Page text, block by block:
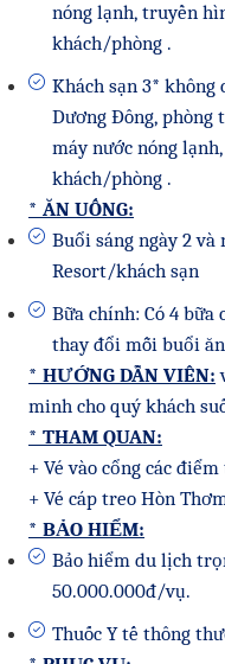
nóng lạnh, truyền
khách/phòng .
Khách sạn 3* không
Dương Đông,
máy nước nóng
khách/phòng .
* ĂN UỐNG:
Buổi sáng ngày 2
Resort/khách sạn
Bữa chính: Có 4
thay đổi mỗi buổi ăn
* HƯỚNG DẪN VIÊN:
minh cho quý khách
* THAM QUAN:
+ Vé vào cổng các
+ Vé cáp treo Hòn
* BẢO HIỂM:
Bảo hiểm du lịch
50.000.000đ/vụ.
Thuốc Y tế thông